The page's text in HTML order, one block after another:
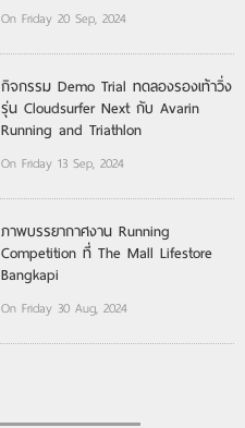
On Friday 20 Sep, 2024
กิจกรรม Demo Trial ทดลองรองเท้าวิ่ง
รุ่น Cloudsurfer Next กับ Avarin
Running and Triathlon
On Friday 13 Sep, 2024
ภาพบรรยากาศงาน Running
Competition ที่ The Mall Lifestore
Bangkapi
On Friday 30 Aug, 2024